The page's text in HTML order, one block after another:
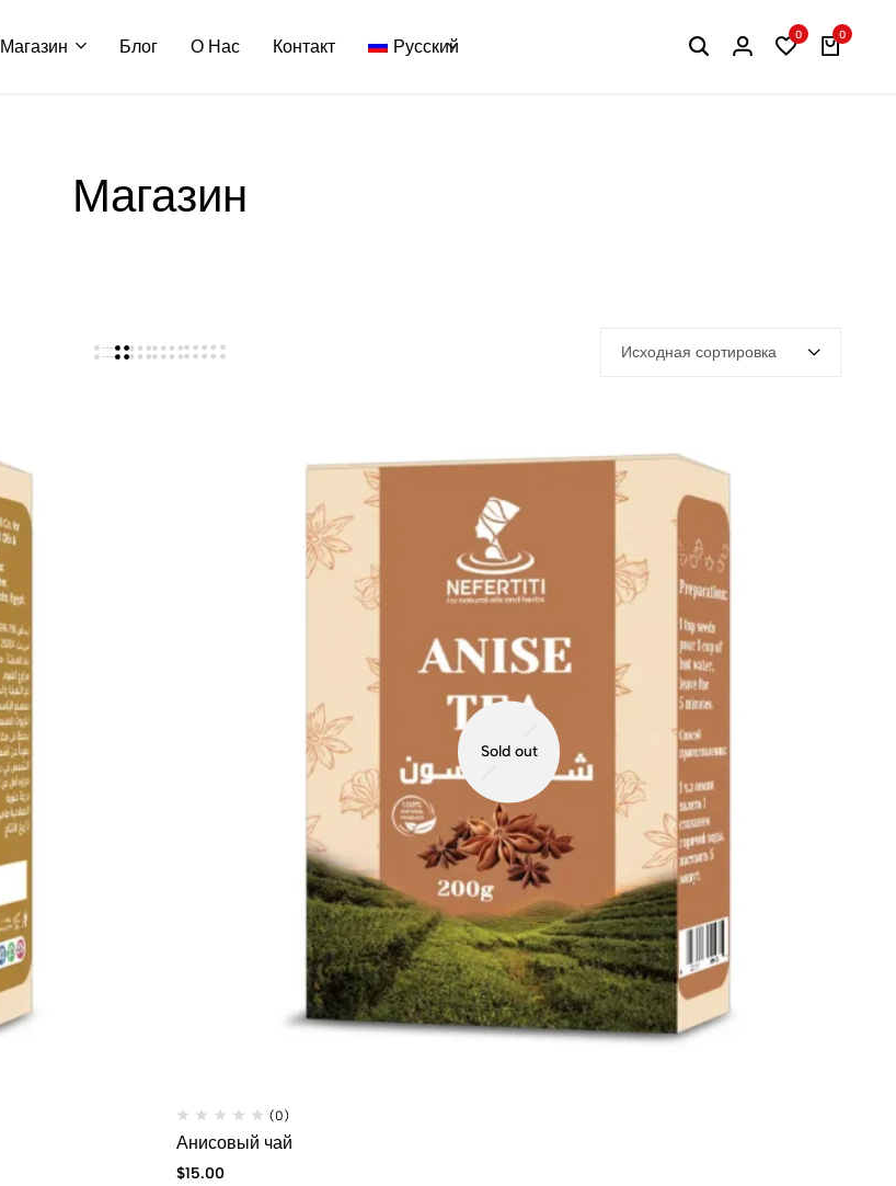
Магазин Блог О Нас Контакт Русский
0 0
Магазин
Исходная сортировка
Sold out
(0)
Анисовый чай
$15.00